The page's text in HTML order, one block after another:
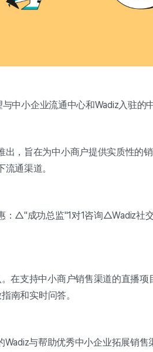
中小企业流通中心和Wadiz入驻的
，旨在为中小商户提供实质性的
通渠道。
：△"成功总监"1对1咨询△Wadiz社
在支持中小商户销售渠道的直播项
南和实时问答。
与帮助优秀中小企业拓展销